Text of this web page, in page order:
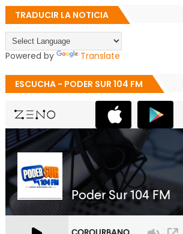
TRADUCIR LA NOTICIA
Powered by Translate
ESCUCHA - PODER SUR 104 FM